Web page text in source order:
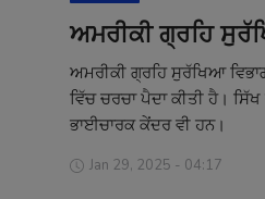
Kitaab Kahani
Sponsors
Matrimonial
ਅਮਰੀਕੀ ਗ੍ਰਹਿ
ਅਮਰੀਕੀ ਗ੍ਰਹਿ ਸੁਰੱਖਿਆ
ਵਿੱਚ ਚਰਚਾ ਪੈਦਾ ਕੀਤੀ ਹੈ।
ਭਾਈਚਾਰਕ ਕੇਂਦਰ ਵੀ ਹਨ।
Jan 29, 2025 - 04:17